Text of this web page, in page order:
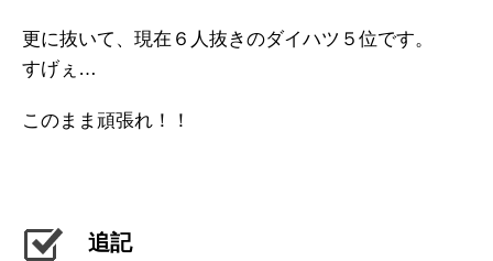
更に抜いて、現在６人抜きのダイハツ５位です。
すげぇ…
このまま頑張れ！！
追記